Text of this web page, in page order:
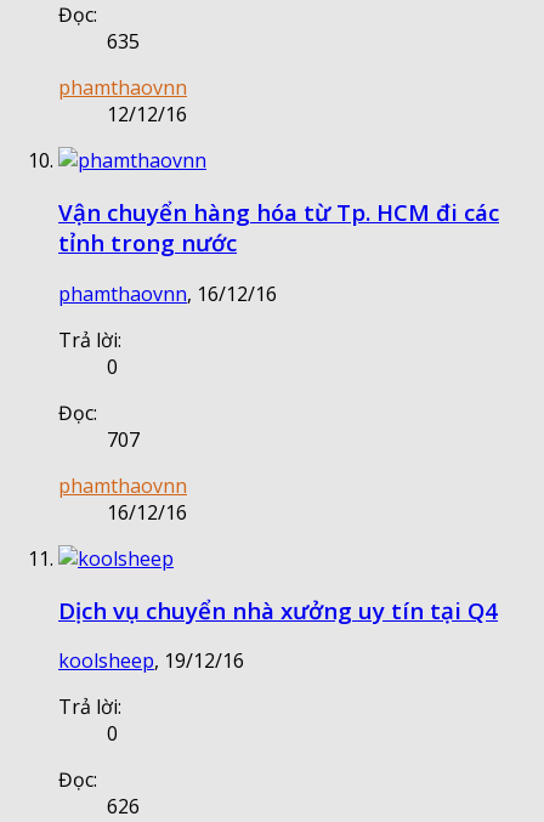
Đọc:
635
phamthaovnn
12/12/16
Vận chuyển hàng hóa từ Tp. HCM đi các
tỉnh trong nước
phamthaovnn, 16/12/16
Trả lời:
0
Đọc:
707
phamthaovnn
16/12/16
Dịch vụ chuyển nhà xưởng uy tín tại Q4
koolsheep, 19/12/16
Trả lời:
0
Đọc:
626